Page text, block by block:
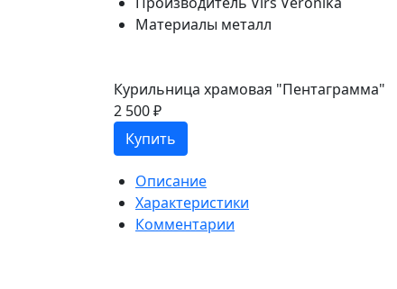
Материалы металл
Курильница храмовая "Пентаграмма"
2 500 ₽
Купить
Описание
Характеристики
Комментарии